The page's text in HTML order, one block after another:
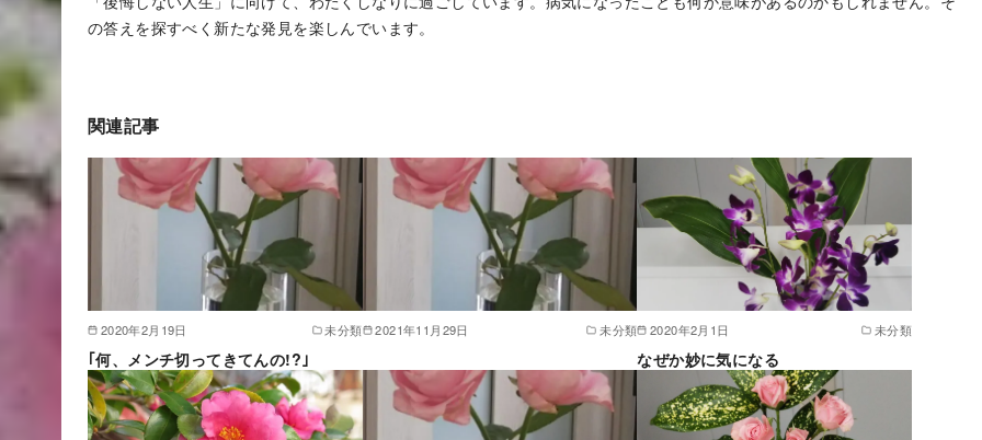
の答えを探すべく新たな発見を楽しんでいます。
関連記事
2020年2月19日 未分類
｢何、メンチ切ってきてんの!?｣
2021年11月29日 未分類 2020年2月1日 未分類
なぜか妙に気になる